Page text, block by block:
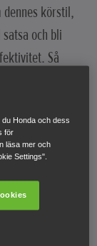
körstil,
och bli
Så
Honda och dess
för
läsa mer och
Settings".